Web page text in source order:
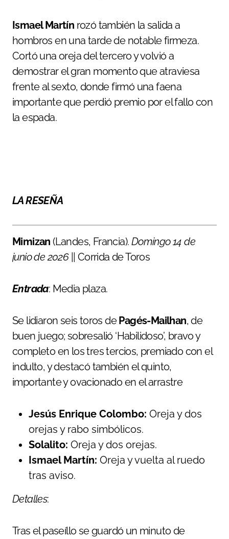
Ismael Martín rozó también la salida a
hombros en una tarde de notable firmeza.
Cortó una oreja del tercero y volvió a
demostrar el gran momento que atraviesa
frente al sexto, donde firmó una faena
importante que perdió premio por el fallo con
la espada.
LA RESEÑA
Mimizan (Landes, Francia). Domingo 14 de
junio de 2026|| Corrida de Toros
Entrada: Media plaza.
Se lidiaron seis toros dePagés-Mailhan, de
buen juego; sobresalió ‘Habilidoso’, bravo y
completo en los tres tercios, premiado con el
indulto, y destacó también el quinto,
importante y ovacionado en el arrastre
Jesús Enrique Colombo: Oreja y dos
orejas y rabo simbólicos.
Solalito: Oreja y dos orejas.
Ismael Martín: Oreja y vuelta al ruedo
tras aviso.
Detalles:
Tras el paseíllo se guardó un minuto de